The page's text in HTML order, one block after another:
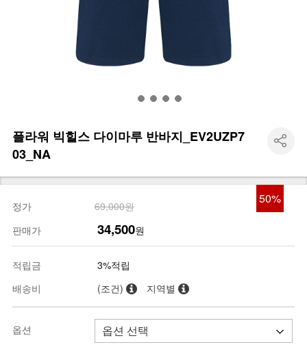
플라워 빅힐스 다이마루 반바지_EV2UZP7
03_NA
50%
정가
69,000원
판매가
34,500원
적립금
3%적립
배송비
(조건) 지역별
옵션